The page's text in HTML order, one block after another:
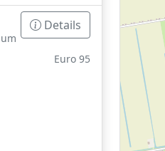
Details
Euro 95